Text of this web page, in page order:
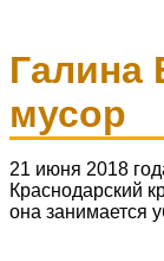
Галина
мусор
21 июня 2018
Краснодарский
она занимается